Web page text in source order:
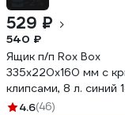
529 ₽
540 ₽
Ящик п/п Rox Box
335х220х160 мм с
клипсами, 8 л. синий
4.6(46)